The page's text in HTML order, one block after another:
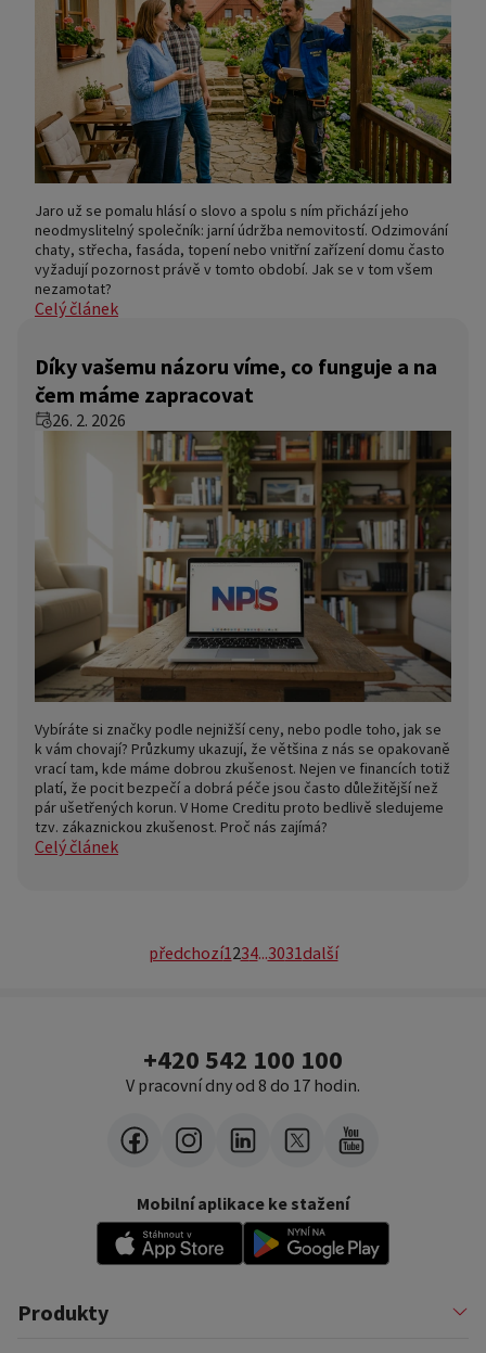
Jaro už se pomalu hlásí o slovo a spolu s ním přichází jeho
neodmyslitelný společník: jarní údržba nemovitostí. Odzimování
chaty, střecha, fasáda, topení nebo vnitřní zařízení domu často
vyžadují pozornost právě v tomto období. Jak se v tom všem
nezamotat?
Celý článek
Díky vašemu názoru víme, co funguje a na
čem máme zapracovat
26. 2. 2026
Vybíráte si značky podle nejnižší ceny, nebo podle toho, jak se
k vám chovají? Průzkumy ukazují, že většina z nás se opakovaně
vrací tam, kde máme dobrou zkušenost. Nejen ve financích totiž
platí, že pocit bezpečí a dobrá péče jsou často důležitější než
pár ušetřených korun. V Home Creditu proto bedlivě sledujeme
tzv. zákaznickou zkušenost. Proč nás zajímá?
Celý článek
předchozí1 234...3031další
+420 542 100 100
V pracovní dny od 8 do 17 hodin.
Mobilní aplikace ke stažení
Produkty